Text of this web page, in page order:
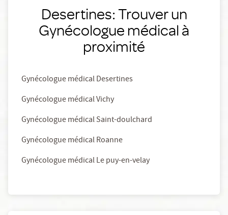
Desertines: Trouver un
Gynécologue médical à
proximité
Gynécologue médical Desertines
Gynécologue médical Vichy
Gynécologue médical Saint-doulchard
Gynécologue médical Roanne
Gynécologue médical Le puy-en-velay